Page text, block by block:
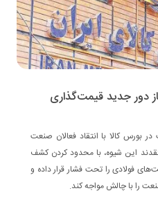
دور جدید قیمت‌گذاری
بورس کالا با انتقاد فعالان صنعت
این شیوه، با محدود کردن کشف
فولادی را تحت فشار قرار داده و
را با چالش مواجه کند.